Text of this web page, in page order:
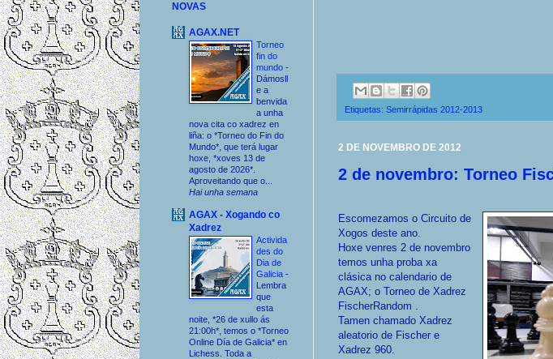
Etiquetas: Semirrápidas 2012-2013
2 DE NOVEMBRO DE 2012
2 de novembro: Torneo
Escomezamos o Circuito de
Xogos deste ano.
Hoxe venres 2 de novembro
temos unha proba xa
clásica no calendario de
AGAX; o Torneo de Xadrez
FischerRandom
Tamen chamado Xadrez
aleatorio de Fischer e
Xadrez 960.
NOVAS
AGAX.NET
Torneo
fin do
mundo -
Dámosll
e a
benvida
a unha
nova cita co xadrez en
liña: o *Torneo do Fin do
Mundo*, que terá lugar
hoxe, *xoves 13 de
agosto de 2026*.
Aproveitando que o...
Hai unha semana
AGAX - Xogando co
Xadrez
Activida
des do
Dia de
Galicia -
Lembra
que
esta
noite, *26 de xullo ás
21:00h*, temos o *Torneo
Online Día de Galicia* en
Lichess. Toda a